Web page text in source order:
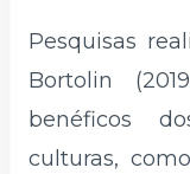
Pesquisas
Bortolin
benéficos
culturas,